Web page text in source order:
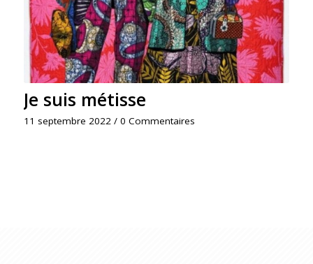
Je suis métisse
11 septembre 2022 / 0 Commentaires